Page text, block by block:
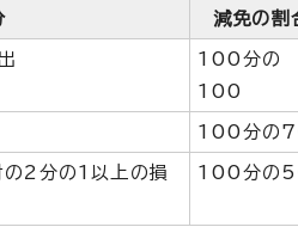
減免の割
100分の
100
100分の
の2分の1以上の損
100分の